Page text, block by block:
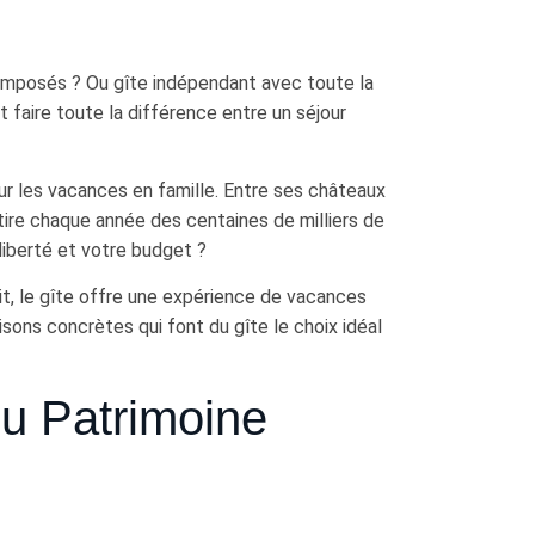
? Ou gîte indépendant avec toute la
faire toute la différence entre un séjour
les vacances en famille. Entre ses châteaux
chaque année des centaines de milliers de
et votre budget ?
le gîte offre une expérience de vacances
concrètes qui font du gîte le choix idéal
Patrimoine